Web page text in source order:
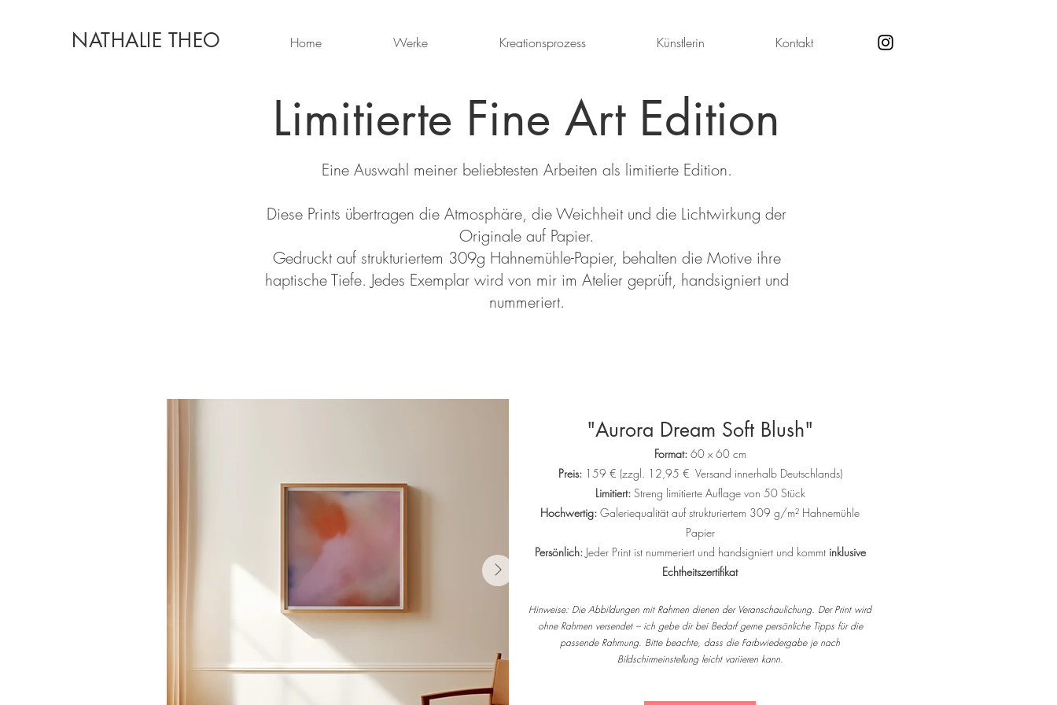
NATHALIE THEO Home Werke Kreationsprozess Künstlerin Kontakt
Limitierte Fine Art Edition
Eine Auswahl meiner beliebtesten Arbeiten als limitierte Edition.
Diese Prints übertragen die Atmosphäre, die Weichheit und die Lichtwirkung der
Originale auf Papier.
Gedruckt auf strukturiertem 309g Hahnemühle-Papier, behalten die Motive ihre
haptische Tiefe. Jedes Exemplar wird von mir im Atelier geprüft, handsigniert und
nummeriert.
"Aurora Dream Soft Blush"
Format:60 x 60 cm
Preis: 159 € (zzgl. 12,95 € Versand innerhalb Deutschlands)
Limitiert: Streng limitierte Auflage von 50 Stück
Hochwertig: Galeriequalität auf strukturiertem 309 g/m² Hahnemühle
Papier
Persönlich: Jeder Print ist nummeriert und handsigniert und kommt inklusive
Echtheitszertifikat
Hinweise: Die Abbildungen mit Rahmen dienen der Veranschaulichung. Der Print wird
ohne Rahmen versendet – ich gebe dir bei Bedarf gerne persönliche Tipps für die
passende Rahmung. Bitte beachte, dass die Farbwiedergabe je nach
Bildschirmeinstellung leicht variieren kann.